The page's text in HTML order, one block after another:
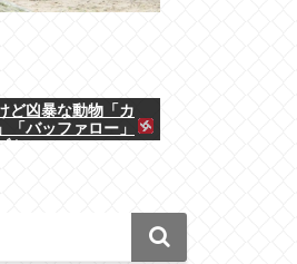
ど凶暴な動物「カ
「バッファロー」